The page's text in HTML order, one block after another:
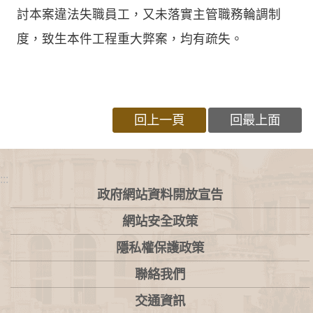
討本案違法失職員工，又未落實主管職務輪調制
度，致生本件工程重大弊案，均有疏失。
回上一頁 回最上面
:::
政府網站資料開放宣告
網站安全政策
隱私權保護政策
聯絡我們
交通資訊